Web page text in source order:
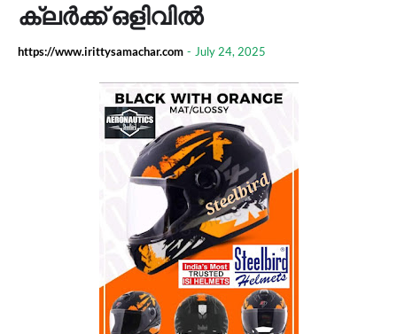
ക്ലർക്ക് ഒളിവിൽ
https://www.irittysamachar.com - July 24, 2025